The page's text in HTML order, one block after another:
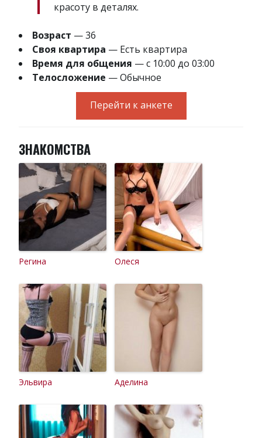
красоту в деталях.
Возраст — 36
Своя квартира — Есть квартира
Время для общения — с 10:00 до 03:00
Телосложение — Обычное
Перейти к анкете
ЗНАКОМСТВА
Регина Олеся
Эльвира Аделина